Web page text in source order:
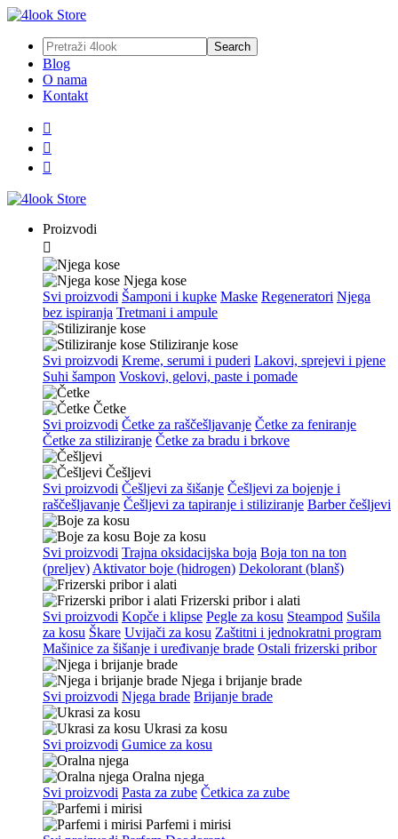
Blog
O nama
Kontakt



Proizvodi

Njega kose
Svi proizvodi Šamponi i kupke Maske Regeneratori Njega
bez ispiranja Tretmani i ampule
Stiliziranje kose
Svi proizvodi Kreme, serumi i puderi Lakovi, sprejevi i pjene
Suhi šampon Voskovi, gelovi, paste i pomade
Četke
Svi proizvodi Četke za raščešljavanje Četke za feniranje
Četke za stiliziranje Četke za bradu i brkove
Češljevi
Svi proizvodi Češljevi za šišanje Češljevi za bojenje i
raščešljavanje Češljevi za tapiranje i stiliziranje Barber češljevi
Boje za kosu
Svi proizvodi Trajna oksidacijska boja Boja ton na ton
(preljev) Aktivator boje (hidrogen) Dekolorant (blanš)
Frizerski pribor i alati
Svi proizvodi Kopče i klipse Pegle za kosu Steampod Sušila
za kosu Škare Uvijači za kosu Zaštitni i jednokratni program
Mašinice za šišanje i uređivanje brade Ostali frizerski pribor
Njega i brijanje brade
Svi proizvodi Njega brade Brijanje brade
Ukrasi za kosu
Svi proizvodi Gumice za kosu
Oralna njega
Svi proizvodi Pasta za zube Četkica za zube
Parfemi i mirisi